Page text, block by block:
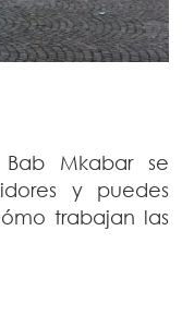
Mkabar se
y puedes
trabajan las